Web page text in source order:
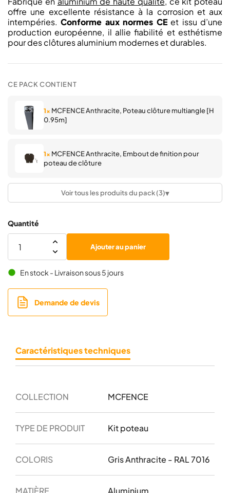
offre une excellente résistance à la corrosion et aux
intempéries.Conforme aux normes CEet issu d’une
production européenne, il allie fiabilité et esthétisme
pour des clôtures aluminium modernes et durables.
CE PACK CONTIENT
1× MCFENCE Anthracite, Poteau clôture multiangle [H
0.95m]
1× MCFENCE Anthracite, Embout de finition pour
poteau de clôture
MCFENCE Anthracite, Pareclose pour poteau de
Voir tous les produits du pack (3)▾
Quantité
Ajouter au panier
brightness_1 En stock - Livraison sous 5 jours
Demande de devis
Caractéristiques techniques
COLLECTION MCFENCE
TYPE DE PRODUIT Kit poteau
COLORIS Gris Anthracite - RAL 7016
MATIÈRE Aluminium